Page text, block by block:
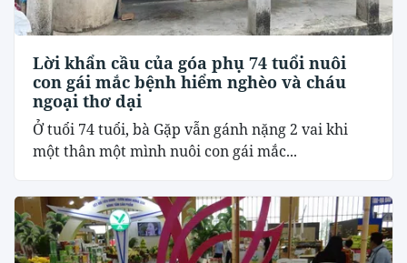
Lời khẩn cầu của góa phụ 74 tuổi nuôi
con gái mắc bệnh hiểm nghèo và cháu
ngoại thơ dại
Ở tuổi 74 tuổi, bà Gặp vẫn gánh nặng 2 vai khi
một thân một mình nuôi con gái mắc...